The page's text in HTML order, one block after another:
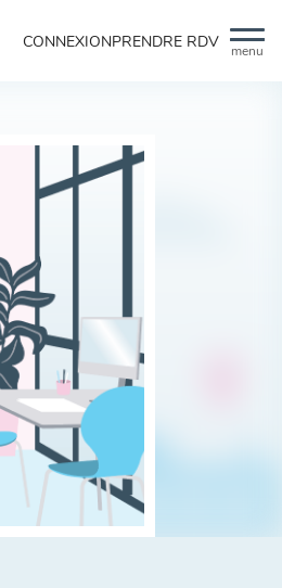
menu
CONNEXIONPRENDRE RDV